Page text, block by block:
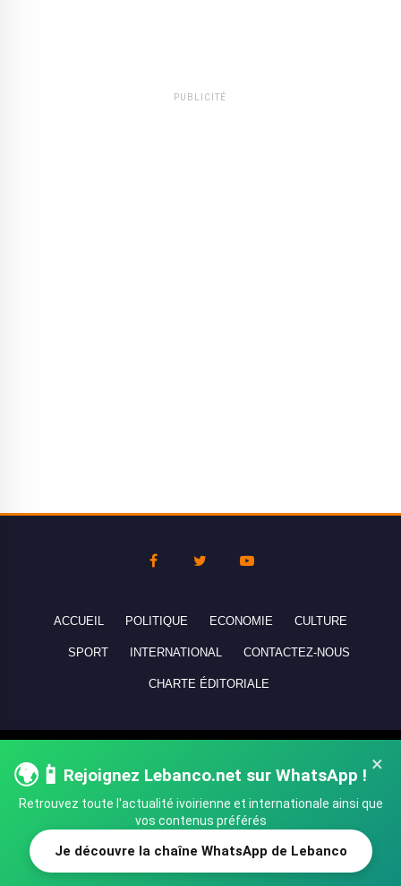
SHARE TWEET
PUBLICITÉ
×
🌍📱 Rejoignez Lebanco.net sur WhatsApp !
Retrouvez toute l'actualité ivoirienne et internationale ainsi que
vos contenus préférés
Je découvre la chaîne WhatsApp de Lebanco
ACCUEIL POLITIQUE ECONOMIE CULTURE
SPORT INTERNATIONAL CONTACTEZ-NOUS
CHARTE ÉDITORIALE
réservés - All rights reserved.